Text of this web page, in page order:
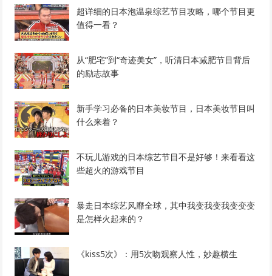
超详细的日本泡温泉综艺节目攻略，哪个节目更
值得一看？
从“肥宅”到“奇迹美女”，听清日本减肥节目背后
的励志故事
新手学习必备的日本美妆节目，日本美妆节目叫
什么来着？
不玩儿游戏的日本综艺节目不是好够！来看看这
些超火的游戏节目
暴走日本综艺风靡全球，其中我变我变我变变变
是怎样火起来的？
《kiss5次》：用5次吻观察人性，妙趣横生